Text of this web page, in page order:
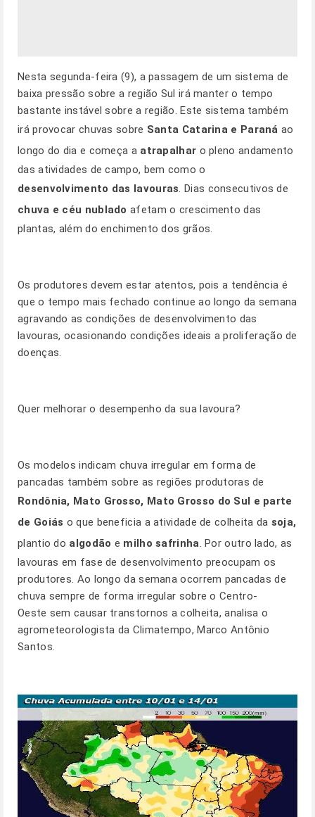
Nesta segunda-feira (9), a passagem de um sistema de
baixa pressão sobre a região Sul irá manter o tempo
bastante instável sobre a região. Este sistema também
irá provocar chuvas sobre Santa Catarina e Paraná ao
longo do dia e começa a atrapalhar o pleno andamento
das atividades de campo, bem como o
desenvolvimento das lavouras. Dias consecutivos de
chuva e céu nublado afetam o crescimento das
plantas, além do enchimento dos grãos.
Os produtores devem estar atentos, pois a tendência é
que o tempo mais fechado continue ao longo da semana
agravando as condições de desenvolvimento das
lavouras, ocasionando condições ideais a proliferação de
doenças.
Quer melhorar o desempenho da sua lavoura?
Os modelos indicam chuva irregular em forma de
pancadas também sobre as regiões produtoras de
Rondônia, Mato Grosso, Mato Grosso do Sul e parte
de Goiás o que beneficia a atividade de colheita da soja,
plantio do algodão e milho safrinha. Por outro lado, as
lavouras em fase de desenvolvimento preocupam os
produtores. Ao longo da semana ocorrem pancadas de
chuva sempre de forma irregular sobre oCentro-
Oeste sem causar transtornos a colheita, analisa o
agrometeorologista da Climatempo, Marco Antônio
Santos.